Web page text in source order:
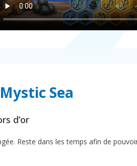
Sea
d’or
Reste dans les temps afin de